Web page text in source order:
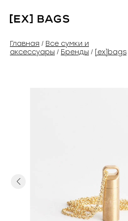
содержимому
Главная / Все сумки и
аксессуары / Бренды / [ex]bags
Previous